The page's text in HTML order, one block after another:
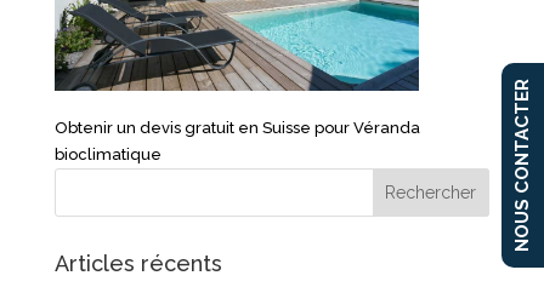
Obtenir un devis gratuit en Suisse pour Véranda
bioclimatique
Articles récents
NOUS CONTACTER